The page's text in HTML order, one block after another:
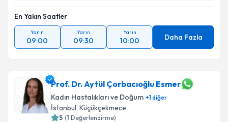
En Yakın Saatler
Yarın
09:00
Yarın
09:30
Yarın
10:00 Daha Fazla
Prof. Dr. Aytül Çorbacıoğlu Esmer
Kadın Hastalıkları ve Doğum +1diğer
İstanbul, Küçükçekmece
5 (1 Değerlendirme)